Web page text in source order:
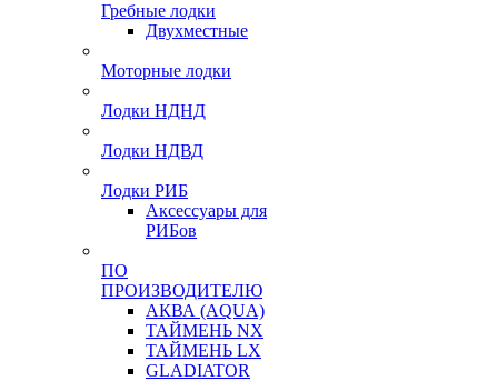
Гребные лодки
Двухместные
Моторные лодки
Лодки НДНД
Лодки НДВД
Лодки РИБ
Аксессуары для
РИБов
ПО
ПРОИЗВОДИТЕЛЮ
АКВА (AQUA)
ТАЙМЕНЬ NX
ТАЙМЕНЬ LX
GLADIATOR